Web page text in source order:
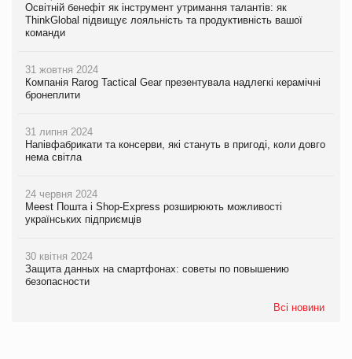
Освітній бенефіт як інструмент утримання талантів: як
ThinkGlobal підвищує лояльність та продуктивність вашої
команди
31 жовтня 2024
Компанія Rarog Tactical Gear презентувала надлегкі керамічні
бронеплити
31 липня 2024
Напівфабрикати та консерви, які стануть в пригоді, коли довго
нема світла
24 червня 2024
Meest Пошта і Shop-Express розширюють можливості
українських підприємців
30 квітня 2024
Защита данных на смартфонах: советы по повышению
безопасности
Всі новини